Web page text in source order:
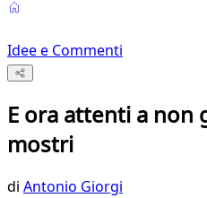
Idee e Commenti
E ora attenti a non
mostri
di Antonio Giorgi